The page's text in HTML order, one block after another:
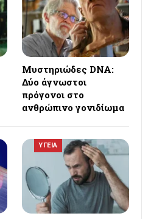
Μυστηριώδες DNA:
Δύο άγνωστοι
πρόγονοι στο
ανθρώπινο γονιδίωμα
ΥΓΕΙΑ